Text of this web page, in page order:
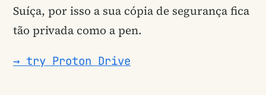
Suíça, por isso a sua cópia de segurança fica
tão privada como a pen.
→ try Proton Drive